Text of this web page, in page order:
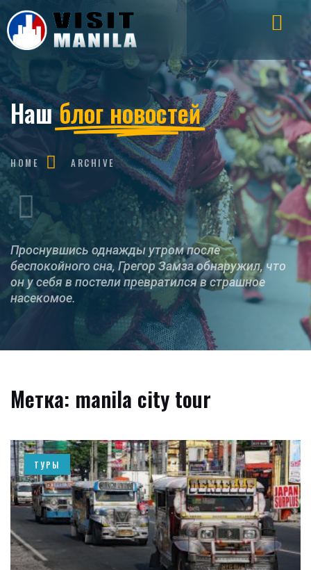
Нашблог новостей
HOME ARCHIVE
Проснувшись однажды утром после
беспокойного сна, Грегор Замза обнаружил, что
он у себя в постели превратился в страшное
насекомое.
Метка: manila city tour
ТУРЫ